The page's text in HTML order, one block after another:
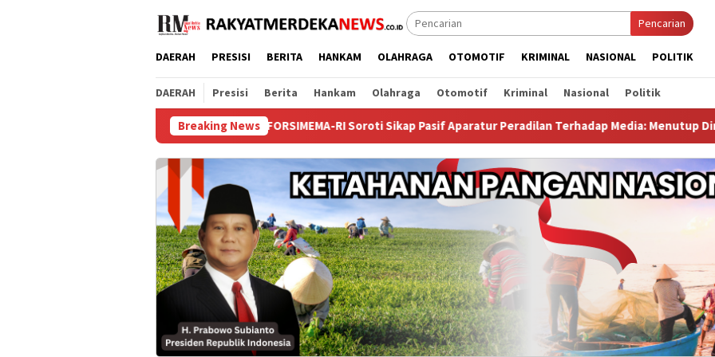
Pencarian
DAERAH PRESISI BERITA HANKAM OLAHRAGA OTOMOTIF KRIMINAL NASIONAL POLITIK
DAERAH Presisi Berita Hankam Olahraga Otomotif Kriminal Nasional Politik
Breaking News
FORSIMEMA-RI Soroti Sikap Pasif Aparatur Peradilan Terhadap Media: Menutup Diri Hanya